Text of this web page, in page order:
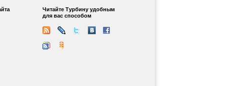
Читайте Турбину удобным
для вас способом